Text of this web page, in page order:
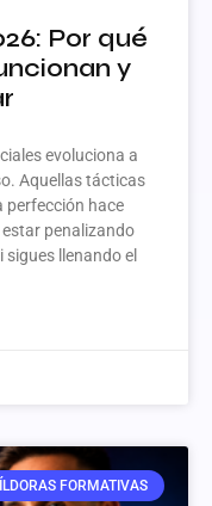
Por qué
y
evoluciona a
Aquellas tácticas
perfección hace
penalizando
llenando el
FORMATIVAS